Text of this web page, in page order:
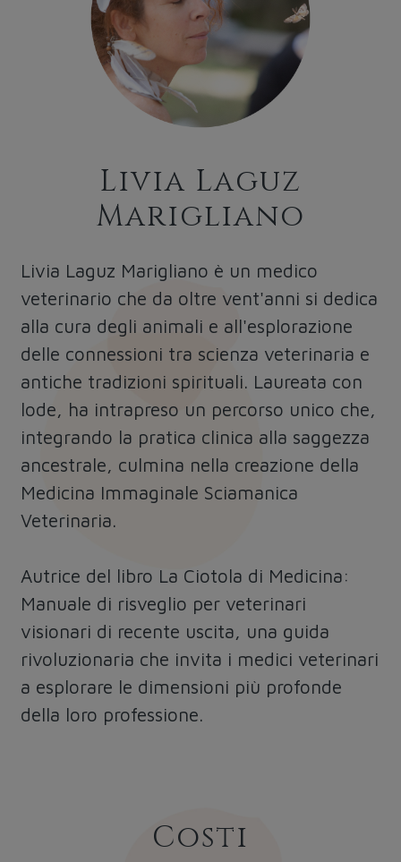
Livia Laguz
Marigliano
Livia Laguz Marigliano è un medico
veterinario che da oltre vent'anni si dedica
alla cura degli animali e all'esplorazione
delle connessioni tra scienza veterinaria e
antiche tradizioni spirituali. Laureata con
lode, ha intrapreso un percorso unico che,
integrando la pratica clinica alla saggezza
ancestrale, culmina nella creazione della
Medicina Immaginale Sciamanica
Veterinaria.
Autrice del libro La Ciotola di Medicina:
Manuale di risveglio per veterinari
visionari di recente uscita, una guida
rivoluzionaria che invita i medici veterinari
a esplorare le dimensioni più profonde
della loro professione.
Costi